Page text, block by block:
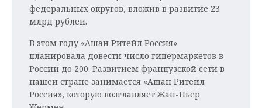
федеральных округов, вложив в развитие 23
млрд рублей.
В этом году «Ашан Ритейл Россия»
планировала довести число гипермаркетов в
России до 200. Развитием французской сети в
нашей стране занимается «Ашан Ритейл
Россия», которую возглавляет Жан-Пьер